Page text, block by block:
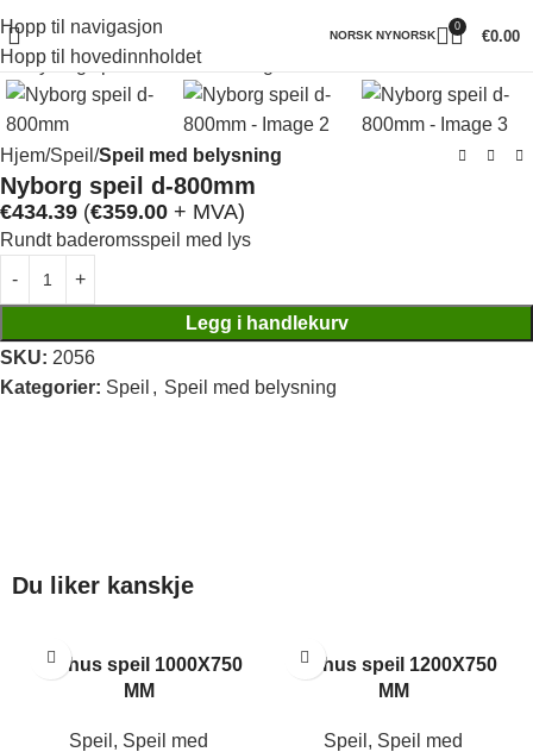
Hopp til navigasjon
Hopp til hovedinnholdet
NORSK NYNORSK
0
€0.00
Klikk for å forstørre
Hjem Speil Speil med belysning
Nyborg speil d-800mm
€434.39 (€359.00 + MVA)
Rundt baderomsspeil med lys
Legg i handlekurv
SKU: 2056
Kategorier: Speil , Speil med belysning
Du liker kanskje
Aarhus speil 1000X750
MM
Speil , Speil med
Aarhus speil 1200X750
MM
Speil , Speil med